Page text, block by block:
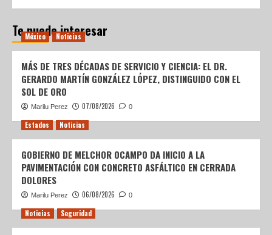
Te puede interesar
México Noticias
MÁS DE TRES DÉCADAS DE SERVICIO Y CIENCIA: EL DR.
GERARDO MARTÍN GONZÁLEZ LÓPEZ, DISTINGUIDO CON EL
SOL DE ORO
Marilu Perez 07/08/2026 0
Estados Noticias
GOBIERNO DE MELCHOR OCAMPO DA INICIO A LA
PAVIMENTACIÓN CON CONCRETO ASFÁLTICO EN CERRADA
DOLORES
Marilu Perez 06/08/2026 0
Noticias Seguridad